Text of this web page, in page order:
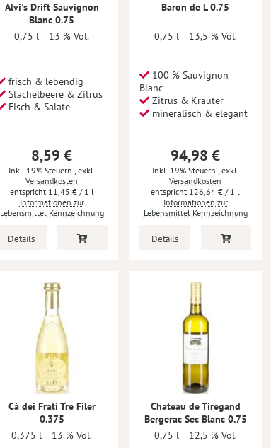
Alvi's Drift Sauvignon
Blanc 0.75
0,75 l
13 % Vol.
frisch & lebendig
Stachelbeere & Zitrus
Fisch & Salate
8,59 €
Inkl. 19% Steuern , exkl.
Versandkosten
11,45 €/ 1 l
Informationen zur
Lebensmittel Kennzeichnung
Details
Baron de L 0.75
0,75 l 13,5 % Vol.
100 % Sauvignon
Blanc
Zitrus & Kräuter
mineralisch & elegant
94,98 €
Inkl. 19% Steuern , exkl.
Versandkosten
126,64 € / 1 l
Informationen zur
Lebensmittel Kennzeichnung
Details
Cà dei Frati Tre Filer
0.375
0,375 l
13 % Vol.
Chateau de Tiregand
Bergerac Sec Blanc 0.75
0,75 l
12,5 % Vol.